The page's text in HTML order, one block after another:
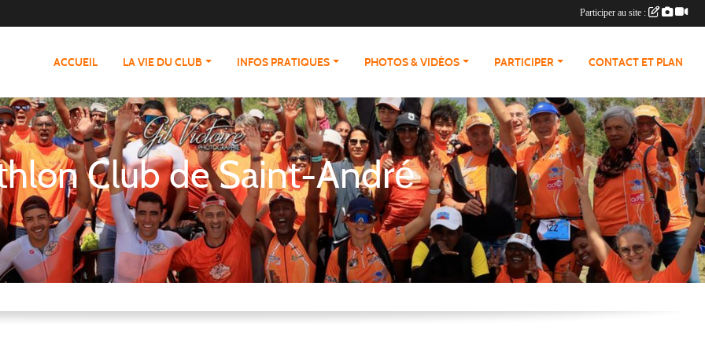
ACCUEIL LA VIE DU CLUB INFOS PRATIQUES PHOTOS & VIDÉOS PARTICIPER CONTACT ET PLAN
Club de Saint-André
Participer au site :